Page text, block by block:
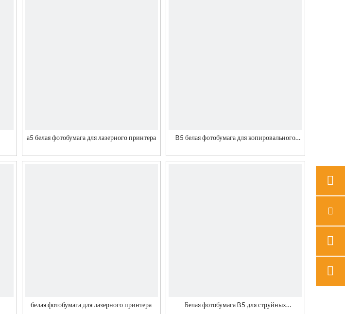
а5 белая фотобумага для лазерного принтера
B5 белая фотобумага для копировального
белая фотобумага для лазерного принтера
Белая фотобумага B5 для струйных